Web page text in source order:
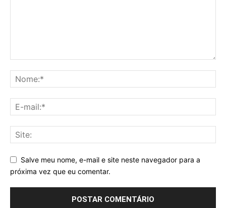
Salve meu nome, e-mail e site neste navegador para a
próxima vez que eu comentar.